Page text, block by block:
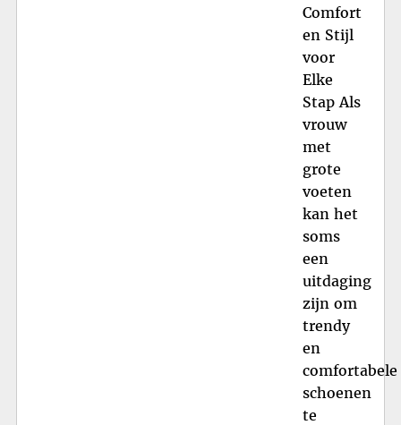
Comfort
en Stijl
voor
Elke
Stap Als
vrouw
met
grote
voeten
kan het
soms
een
uitdaging
zijn om
trendy
en
comfortabele
schoenen
te